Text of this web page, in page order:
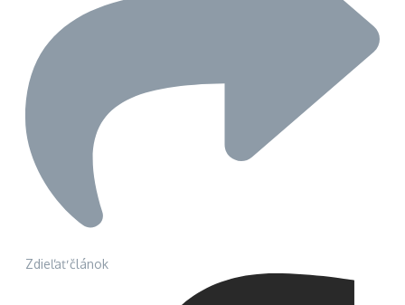
Zdieľať článok